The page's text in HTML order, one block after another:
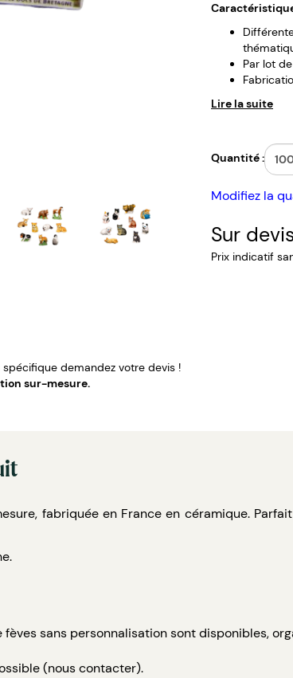
demandez votre devis !
sur-mesure.
Par lot
Lire la suite
Quantité :
Modifiez la
Sur
Prix indicatif
fabriquée en France en céramique.
sans personnalisation sont disponibles,
(nous contacter).